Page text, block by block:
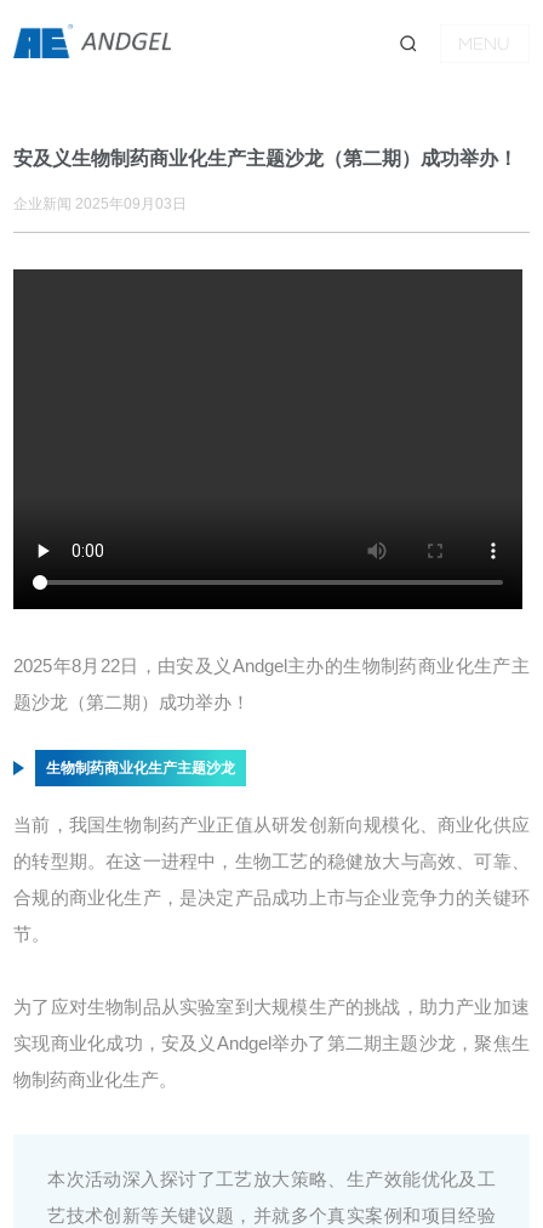
MENU
安及义生物制药商业化生产主题沙龙（第二期）成功举办！
企业新闻 2025年09月03日
2025年8月22日，由安及义Andgel主办的生物制药商业化生产主
题沙龙（第二期）成功举办！
生物制药商业化生产主题沙龙
当前，我国生物制药产业正值从研发创新向规模化、商业化供应
的转型期。在这一进程中，生物工艺的稳健放大与高效、可靠、
合规的商业化生产，是决定产品成功上市与企业竞争力的关键环
节。
为了应对生物制品从实验室到大规模生产的挑战，助力产业加速
实现商业化成功，安及义Andgel举办了第二期主题沙龙，聚焦生
物制药商业化生产。
本次活动深入探讨了工艺放大策略、生产效能优化及工
艺技术创新等关键议题，并就多个真实案例和项目经验